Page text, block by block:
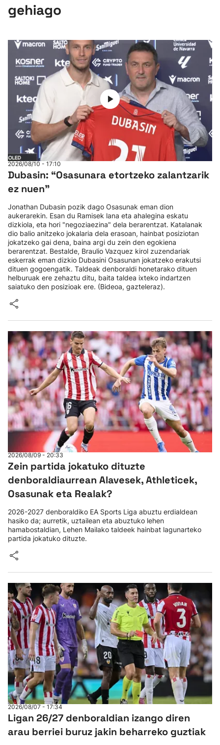
gehiago
2026/08/10 - 17:10
Dubasin: “Osasunara etortzeko zalantzarik
ez nuen"
Jonathan Dubasin pozik dago Osasunak eman dion
aukerarekin. Esan du Ramisek lana eta ahalegina eskatu
dizkiola, eta hori "negoziaezina" dela berarentzat. Katalanak
dio balio anitzeko jokalaria dela erasoan, hainbat posiziotan
jokatzeko gai dena, baina argi du zein den egokiena
berarentzat. Bestalde, Braulio Vazquez kirol zuzendariak
eskerrak eman dizkio Dubasini Osasunan jokatzeko erakutsi
dituen gogoengatik. Taldeak denboraldi honetarako dituen
helburuak ere zehaztu ditu, baita taldea ixteko indartzen
saiatuko den posizioak ere. (Bideoa, gazteleraz).
2026/08/09 - 20:33
Zein partida jokatuko dituzte
denboraldiaurrean Alavesek, Athleticek,
Osasunak eta Realak?
2026-2027 denboraldiko EA Sports Liga abuztu erdialdean
hasiko da; aurretik, uztailean eta abuztuko lehen
hamabostaldian, Lehen Mailako taldeek hainbat lagunarteko
partida jokatuko dituzte.
2026/08/07 - 17:34
Ligan 26/27 denboraldian izango diren
arau berriei buruz jakin beharreko guztiak